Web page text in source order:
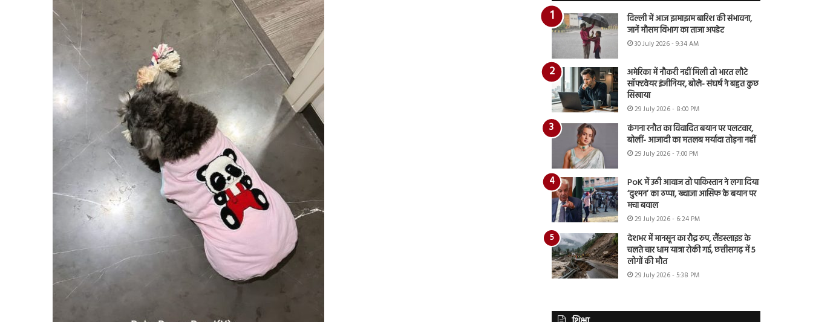
दिल्ली में आज झमाझम बारिश की संभावना,
जानें मौसम विभाग का ताजा अपडेट
30 July 2026 - 9:34 AM
अमेरिका में नौकरी नहीं मिली तो भारत लौटे
सॉफ्टवेयर इंजीनियर, बोले- संघर्ष ने बहुत कुछ
सिखाया
29 July 2026 - 8:00 PM
कंगना रनौत का विवादित बयान पर पलटवार,
बोलीं- आजादी का मतलब मर्यादा तोड़ना नहीं
29 July 2026 - 7:00 PM
PoK में उठी आवाज तो पाकिस्तान ने लगा दिया
‘दुश्मन’ का ठप्पा, ख्वाजा आसिफ के बयान पर
मचा बवाल
29 July 2026 - 6:24 PM
देशभर में मानसून का रौद्र रुप, लैंडस्लाइड के
चलते चार धाम यात्रा रोकी गई, छत्तीसगढ़ में 5
लोगों की मौत
29 July 2026 - 5:38 PM